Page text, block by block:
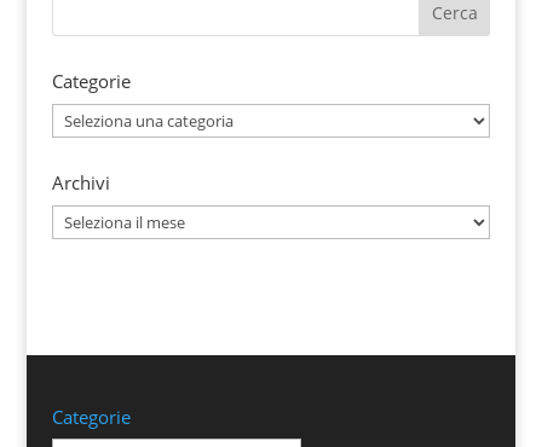
Categorie
Categorie
Archivi
Archivi
Categorie